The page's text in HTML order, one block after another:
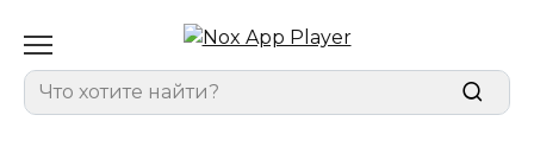
содержанию
for: